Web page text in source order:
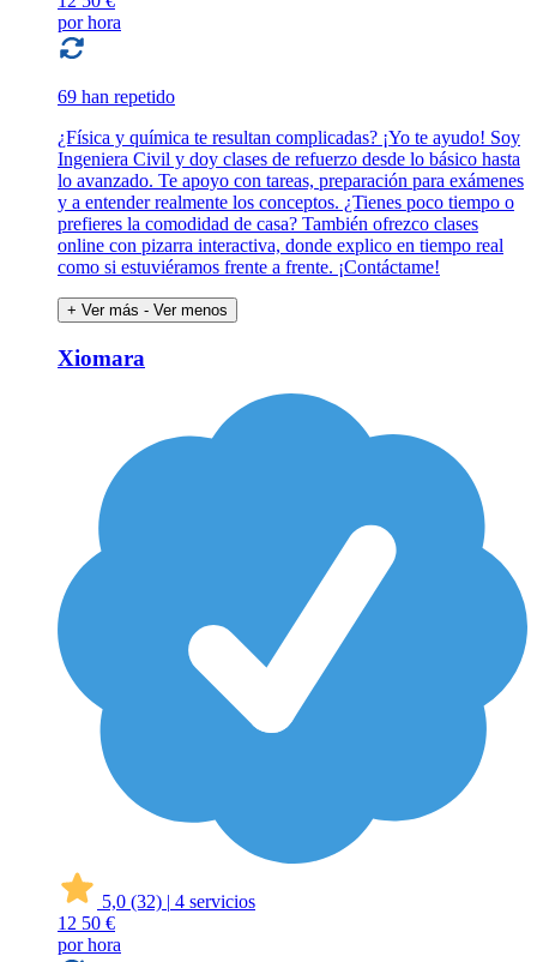
por hora
69 han repetido
¿Física y química te resultan complicadas? ¡Yo te ayudo! Soy
Ingeniera Civil y doy clases de refuerzo desde lo básico hasta
lo avanzado. Te apoyo con tareas, preparación para exámenes
y a entender realmente los conceptos. ¿Tienes poco tiempo o
prefieres la comodidad de casa? También ofrezco clases
online con pizarra interactiva, donde explico en tiempo real
como si estuviéramos frente a frente. ¡Contáctame!
+ Ver más - Ver menos
Xiomara
5,0 (32) | 4 servicios
12 50 €
por hora